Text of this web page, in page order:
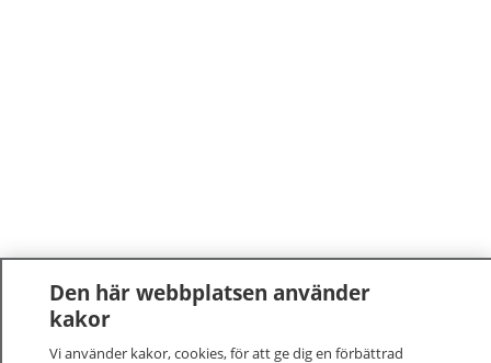
Den här webbplatsen använder
kakor
Vi använder kakor, cookies, för att ge dig en förbättrad